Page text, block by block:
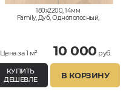
180x2200, 14мм
Family, Дуб, Однополосный,
Цена за 1 м² 10 000 руб.
КУПИТЬ
ДЕШЕВЛЕ
В КОРЗИНУ